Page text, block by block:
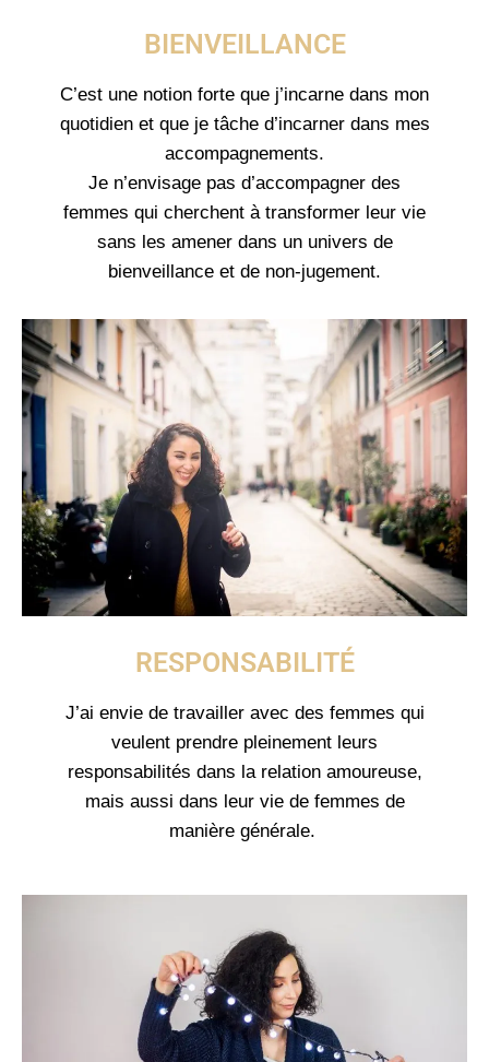
BIENVEILLANCE
C’est une notion forte que j’incarne dans mon
quotidien et que je tâche d’incarner dans mes
accompagnements.
Je n’envisage pas d’accompagner des
femmes qui cherchent à transformer leur vie
sans les amener dans un univers de
bienveillance et de non-jugement.
RESPONSABILITÉ
J’ai envie de travailler avec des femmes qui
veulent prendre pleinement leurs
responsabilités dans la relation amoureuse,
mais aussi dans leur vie de femmes de
manière générale.